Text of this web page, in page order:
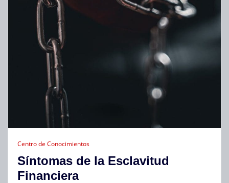
Centro de Conocimientos
Síntomas de la Esclavitud
Financiera